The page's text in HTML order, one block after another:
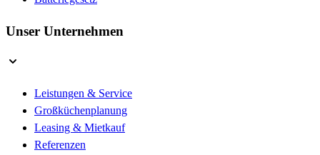
Unser Unternehmen
Leistungen & Service
Großküchenplanung
Leasing & Mietkauf
Referenzen